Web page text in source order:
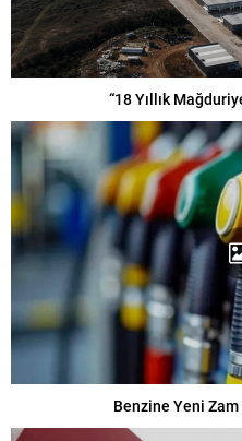
“18 Yıllık
Benzine Yeni